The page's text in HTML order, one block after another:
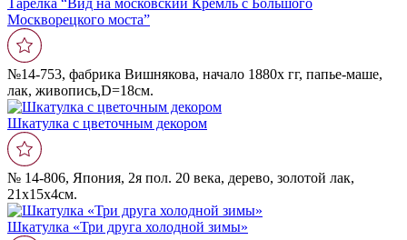
Москворецкого моста”
№14-753, фабрика Вишнякова, начало 1880х гг, папье-маше,
лак, живопись,D=18см.
Шкатулка с цветочным декором
№ 14-806, Япония, 2я пол. 20 века, дерево, золотой лак,
21х15х4см.
Шкатулка «Три друга холодной зимы»